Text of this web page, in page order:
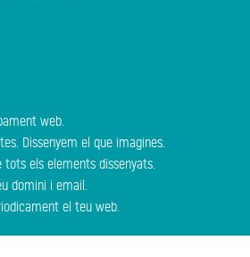
web.
Dissenyem el que imagines.
els elements dissenyats.
domini i email.
el teu web.